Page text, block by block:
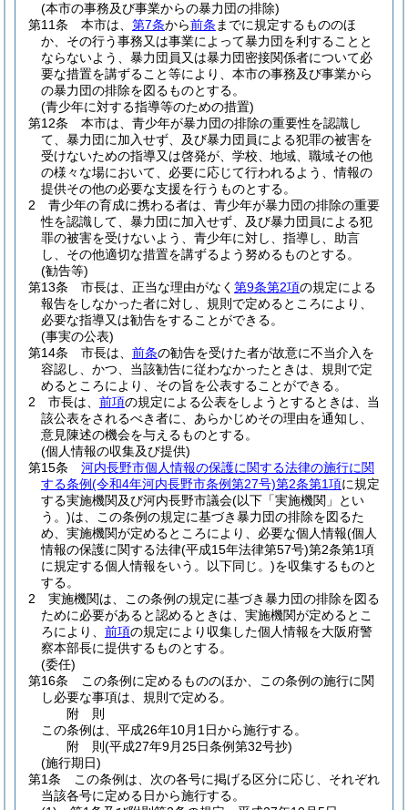
(本市の事務及び事業からの暴力団の排除)
第11条
本市は、 第7条から前条 までに規定するもののほ
か、その行う事務又は事業によって暴力団を利することと
ならないよう、暴力団員又は暴力団密接関係者について必
要な措置を講ずること等により、本市の事務及び事業から
の暴力団の排除を図るものとする。
(青少年に対する指導等のための措置)
第12条
本市は、青少年が暴力団の排除の重要性を認識し
て、暴力団に加入せず、及び暴力団員による犯罪の被害を
受けないための指導又は啓発が、学校、地域、職域その他
の様々な場において、必要に応じて行われるよう、情報の
提供その他の必要な支援を行うものとする。
2
青少年の育成に携わる者は、青少年が暴力団の排除の重要
性を認識して、暴力団に加入せず、及び暴力団員による犯
罪の被害を受けないよう、青少年に対し、指導し、助言
し、その他適切な措置を講ずるよう努めるものとする。
(勧告等)
第13条
市長は、正当な理由がなく 第9条第2項の規定による
報告をしなかった者に対し、規則で定めるところにより、
必要な指導又は勧告をすることができる。
(事実の公表)
第14条
市長は、 前条の勧告を受けた者が故意に不当介入を
容認し、かつ、当該勧告に従わなかったときは、規則で定
めるところにより、その旨を公表することができる。
2
市長は、 前項の規定による公表をしようとするときは、当
該公表をされるべき者に、あらかじめその理由を通知し、
意見陳述の機会を与えるものとする。
(個人情報の収集及び提供)
第15条
河内長野市個人情報の保護に関する法律の施行に関
する条例(令和4年河内長野市条例第27号)第2条第1項に規定
する実施機関及び河内長野市議会(以下「実施機関」とい
う。)は、この条例の規定に基づき暴力団の排除を図るた
め、実施機関が定めるところにより、必要な個人情報(個人
情報の保護に関する法律(平成15年法律第57号)第2条第1項
に規定する個人情報をいう。以下同じ。)を収集するものと
する。
2
実施機関は、この条例の規定に基づき暴力団の排除を図る
ために必要があると認めるときは、実施機関が定めるとこ
ろにより、 前項の規定により収集した個人情報を大阪府警
察本部長に提供するものとする。
(委任)
第16条
この条例に定めるもののほか、この条例の施行に関
し必要な事項は、規則で定める。
附 則
この条例は、平成26年10月1日から施行する。
附 則(平成27年9月25日条例第32号抄)
(施行期日)
第1条
この条例は、次の各号に掲げる区分に応じ、それぞれ
当該各号に定める日から施行する。